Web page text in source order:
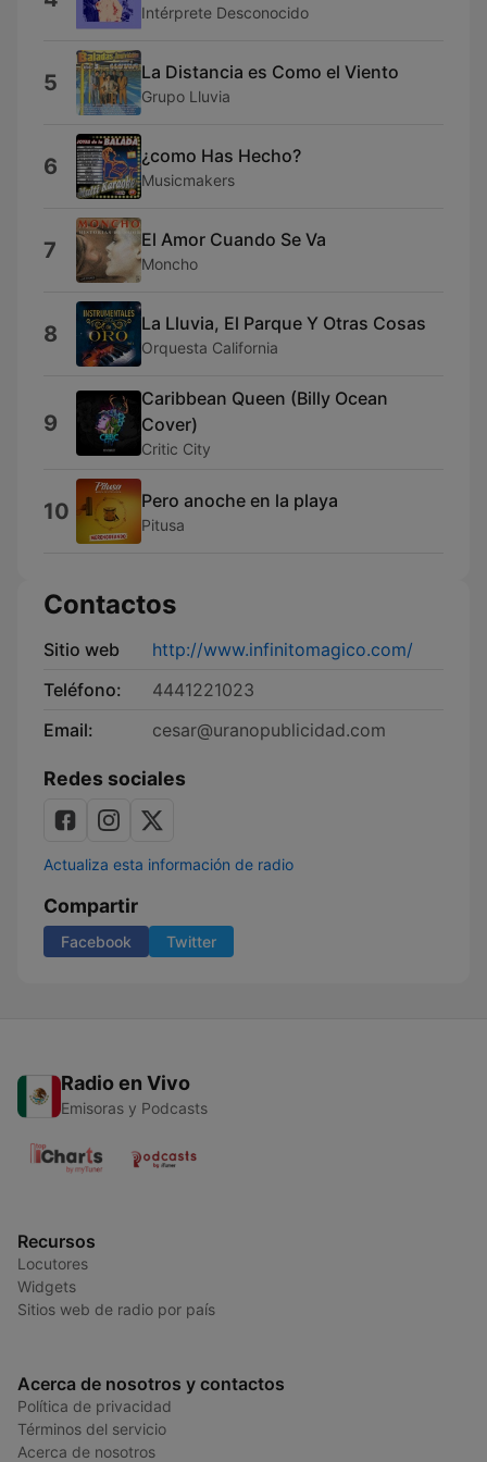
Intérprete Desconocido
5 La Distancia es Como el Viento
Grupo Lluvia
6 ¿como Has Hecho?
Musicmakers
7 El Amor Cuando Se Va
Moncho
8 La Lluvia, El Parque Y Otras Cosas
Orquesta California
9
Caribbean Queen (Billy Ocean
Cover)
Critic City
10 Pero anoche en la playa
Pitusa
Contactos
Sitio web
http://www.infinitomagico.com/
Teléfono:
4441221023
Email:
cesar@uranopublicidad.com
Redes sociales
Actualiza esta información de radio
Compartir
Facebook Twitter
Radio en Vivo
Emisoras y Podcasts
Recursos
Locutores
Widgets
Sitios web de radio por país
Acerca de nosotros y contactos
Política de privacidad
Términos del servicio
Acerca de nosotros